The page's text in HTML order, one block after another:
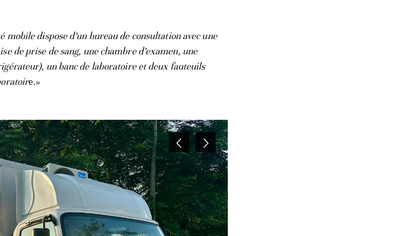
mobile dispose d’un bureau de consultation avec une
de prise de sang, une chambre d’examen, une
un banc de laboratoire et deux fauteuils
e.»